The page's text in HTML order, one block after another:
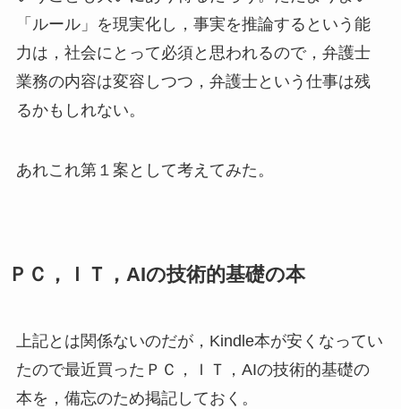
「ルール」を現実化し，事実を推論するという能
力は，社会にとって必須と思われるので，弁護士
業務の内容は変容しつつ，弁護士という仕事は残
るかもしれない。
あれこれ第１案として考えてみた。
ＰＣ，ＩＴ，AIの技術的基礎の本
上記とは関係ないのだが，Kindle本が安くなってい
たので最近買ったＰＣ，ＩＴ，AIの技術的基礎の
本を，備忘のため掲記しておく。